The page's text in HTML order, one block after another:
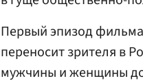
Первый эпизод
переносит зрителя в
мужчины и женщины